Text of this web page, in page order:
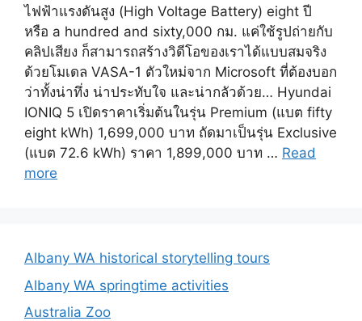
ไฟฟ้าแรงดันสูง (High Voltage Battery) eight ปี
หรือ a hundred and sixty,000 กม. แค่ใช้รูปถ่ายกับ
คลิปเสียง ก็สามารถสร้างวิดีโอของเราได้แบบสมจริง
ด้วยโมเดล VASA-1 ตัวใหม่จาก Microsoft ที่ต้องบอก
ว่าทั้งน่าทึ่ง น่าประทับใจ และน่ากลัวด้วย… Hyundai
IONIQ 5 เปิดราคาเริ่มต้นในรุ่น Premium (แบต fifty
eight kWh) 1,699,000 บาท ถัดมาเป็นรุ่น Exclusive
(แบต 72.6 kWh) ราคา 1,899,000 บาท … Read
more
Albany WA historical storytelling tours
Albany WA springtime activities
Australia Zoo